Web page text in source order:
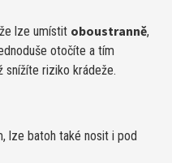
lze umístit oboustranně,
otočíte a tím
snížíte riziko krádeže.
lze batoh také nosit i pod